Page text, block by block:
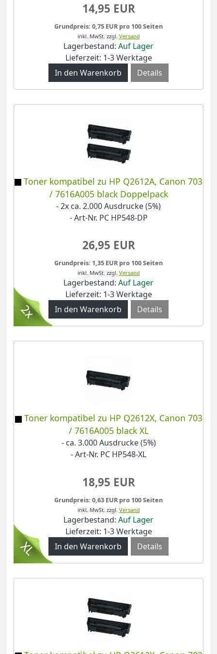
14,95 EUR
Grundpreis: 0,75 EUR pro 100 Seiten
inkl. MwSt. zzgl. Versand
Lagerbestand: Auf Lager
Lieferzeit: 1-3 Werktage
Details
Toner kompatibel zu HP Q2612A, Canon 703
/ 7616A005 black Doppelpack
- 2x ca. 2.000 Ausdrucke (5%)
- Art-Nr. PC HP548-DP
26,95 EUR
Grundpreis: 1,35 EUR pro 100 Seiten
inkl. MwSt. zzgl. Versand
Lagerbestand: Auf Lager
Lieferzeit: 1-3 Werktage
Details
Toner kompatibel zu HP Q2612X, Canon 703
/ 7616A005 black XL
- ca. 3.000 Ausdrucke (5%)
- Art-Nr. PC HP548-XL
18,95 EUR
Grundpreis: 0,63 EUR pro 100 Seiten
inkl. MwSt. zzgl. Versand
Lagerbestand: Auf Lager
Lieferzeit: 1-3 Werktage
Details